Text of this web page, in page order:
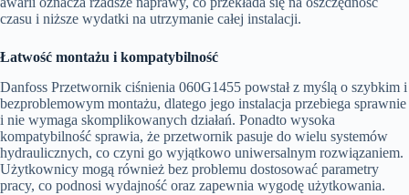
czasu i niższe wydatki na utrzymanie całej instalacji.
Łatwość montażu i kompatybilność
Danfoss Przetwornik ciśnienia 060G1455 powstał z myślą o szybkim i
bezproblemowym montażu, dlatego jego instalacja przebiega sprawnie
i nie wymaga skomplikowanych działań. Ponadto wysoka
kompatybilność sprawia, że przetwornik pasuje do wielu systemów
hydraulicznych, co czyni go wyjątkowo uniwersalnym rozwiązaniem.
Użytkownicy mogą również bez problemu dostosować parametry
pracy, co podnosi wydajność oraz zapewnia wygodę użytkowania.